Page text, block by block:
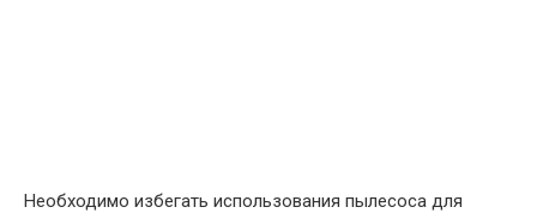
Необходимо избегать использования пылесоса для